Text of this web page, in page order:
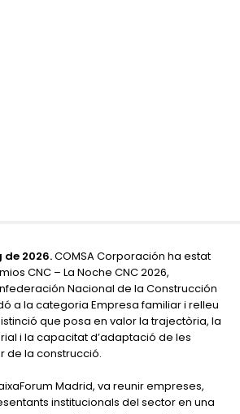
de 2026.COMSA Corporación ha estat
CNC – La Noche CNC 2026,
Nacional de la Construcción
a la categoriaEmpresa familiar i relleu
que posa en valor la trajectòria, la
i la capacitat d’adaptació de les
de la construcció.
Madrid, va reunir empreses,
institucionals del sector en una